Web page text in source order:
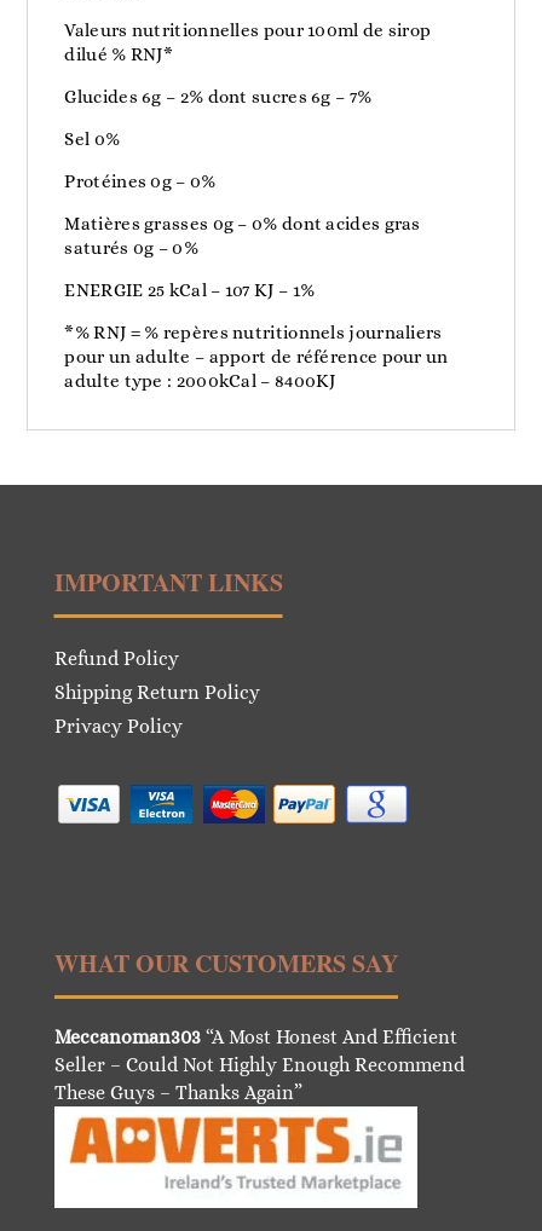
Valeurs nutritionnelles pour 100ml de sirop
dilué % RNJ*
Glucides 6g – 2% dont sucres 6g – 7%
Sel 0%
Protéines 0g – 0%
Matières grasses 0g – 0% dont acides gras
saturés 0g – 0%
ENERGIE 25 kCal – 107 KJ – 1%
*% RNJ = % repères nutritionnels journaliers
pour un adulte – apport de référence pour un
adulte type : 2000kCal – 8400KJ
IMPORTANT LINKS
Refund Policy
Shipping Return Policy
Privacy Policy
WHAT OUR CUSTOMERS SAY
Meccanoman303“A Most Honest And Efficient
Seller – Could Not Highly Enough Recommend
These Guys – Thanks Again”